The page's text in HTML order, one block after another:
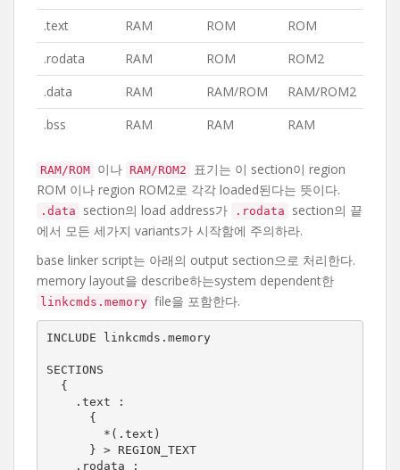
.text
RAM ROM
ROM
.rodata
RAM ROM
ROM2
.data
RAM RAM/ROM
RAM/ROM2
.bss
RAM RAM RAM
RAM/ROM 이나 RAM/ROM2
표기는 이 section이 region
ROM 이나 region ROM2로 각각 loaded된다는 뜻이다.
.data section의 load address가 .rodata
section의 끝
에서 모든 세가지 variants가 시작함에 주의하라.
base linker script는 아래의 output section으로 처리한다.
memory layout을 describe하는system dependent한
linkcmds.memory file을 포함한다.
INCLUDE linkcmds.memory
SECTIONS